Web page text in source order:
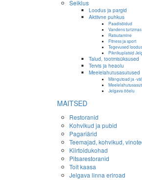
Seiklus
Loodus ja pargid
Aktiivne puhkus
Paadisõidud
Vandens turizmas
Ratsutamine
Fitness ja sport
Tegevused
Piknikuplatsid
Talud, tootmisüksused
Tervis ja heaolu
Meelelahutusasutused
Mängutoad ja -
Jelgava ööelu
MAITSED
Restoranid
Kohvikud ja pubid
Pagariärid
Teemajad, kohvikud,
Kiirtoidukohad
Pitsarestoranid
Toit kaasa
Jelgava linna eriroad